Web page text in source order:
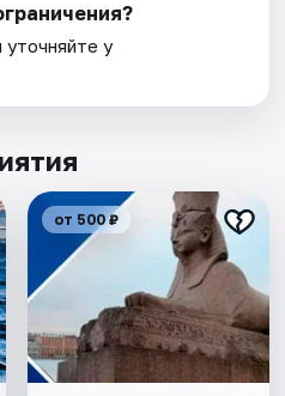
уточняйте у
от 500 ₽